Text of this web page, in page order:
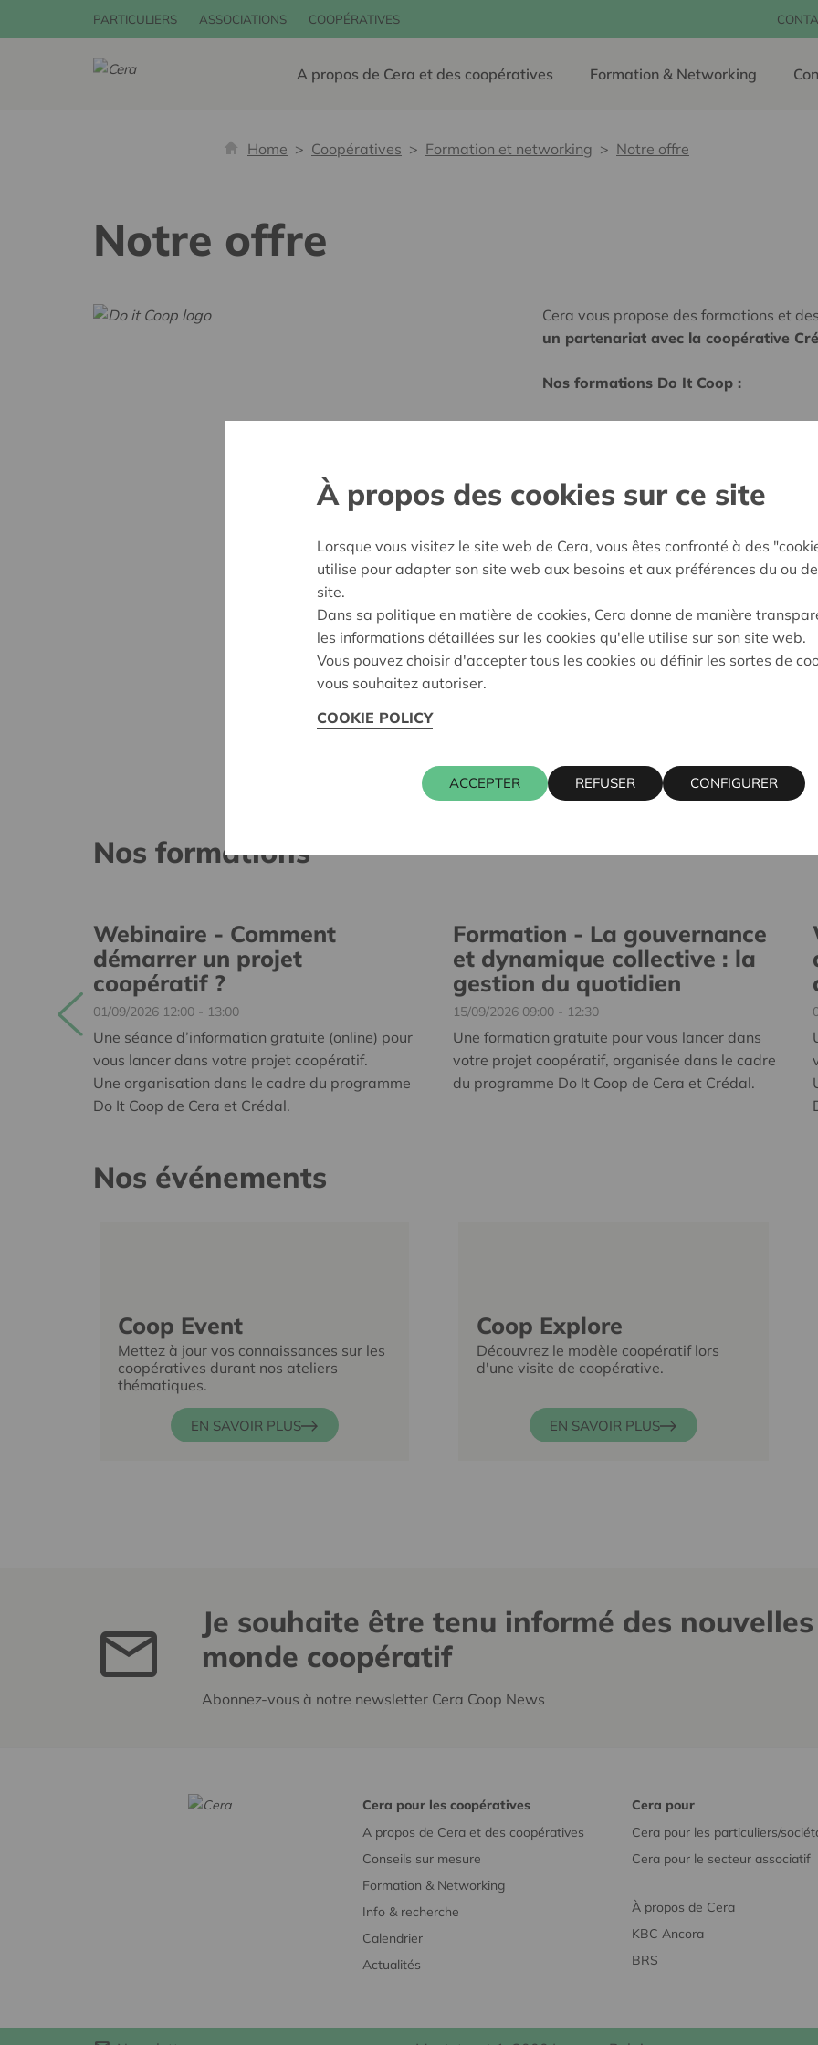
PARTICULIERS ASSOCIATIONS COOPÉRATIVES
A propos de Cera et des coopératives Formation & Networking
Home Coopératives Formation et networking Notre offre
Notre offre
Cera vous propose des formations et
un partenariat avec la coopérative
Nos formations Do It Coop :
Le programma Start to Coop avec
Des formations à la carte
Découvrez le modèle coopératif lors
Mettez à jour vos connaissances
thématiques
Découvrez les coopératives à
bonnez-vous à notre newsletter
Nos formations
Webinaire - Comment
démarrer un projet
coopératif ?
01/09/2026 12:00 - 13:00
Une séance d’information gratuite (online) pour
vous lancer dans votre projet coopératif.
Une organisation dans le cadre du programme
Do It Coop de Cera et Crédal.
Formation - La gouvernance
et dynamique collective : la
gestion du quotidien
15/09/2026 09:00 - 12:30
Une formation gratuite pour vous lancer dans
votre projet coopératif, organisée dans le cadre
du programme Do It Coop de Cera et Crédal.
Nos événements
Coop Event
Mettez à jour vos connaissances sur les
coopératives durant nos ateliers
thématiques.
EN SAVOIR PLUS
Coop Explore
Découvrez le modèle coopératif lors
d'une visite de coopérative.
EN SAVOIR PLUS
Je souhaite être tenu informé des
monde coopératif
Abonnez-vous à notre newsletter Cera Coop News
Cera pour les coopératives
A propos de Cera et des coopératives
Conseils sur mesure
Formation & Networking
Info & recherche
Calendrier
Actualités
Cera pour
Cera pour les particuliers/
Cera pour le secteur associatif
À propos de Cera
KBC Ancora
BRS
À propos des cookies sur ce site
Lorsque vous visitez le site web de Cera, vous êtes confronté à des
utilise pour adapter son site web aux besoins et aux préférences du ou
site.
Dans sa politique en matière de cookies, Cera donne de manière
les informations détaillées sur les cookies qu'elle utilise sur son site web.
Vous pouvez choisir d'accepter tous les cookies ou définir les sortes de
vous souhaitez autoriser.
COOKIE POLICY
ACCEPTER REFUSER CONFIGURER